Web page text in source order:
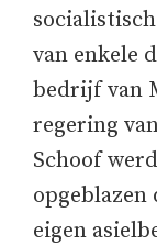
van enkele
bedrijf van
regering
Schoof
eigen